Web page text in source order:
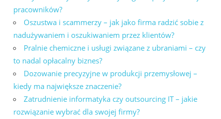
pracowników?
Oszustwa i scammerzy – jak jako firma radzić sobie z
nadużywaniem i oszukiwaniem przez klientów?
Pralnie chemiczne i usługi związane z ubraniami – czy
to nadal opłacalny biznes?
Dozowanie precyzyjne w produkcji przemysłowej –
kiedy ma największe znaczenie?
Zatrudnienie informatyka czy outsourcing IT – jakie
rozwiązanie wybrać dla swojej firmy?